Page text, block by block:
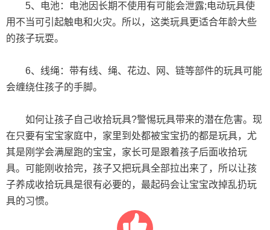
5、电池：电池因长期不使用有可能会泄露;电动玩具使
用不当可引起触电和火灾。所以，这类玩具更适合年龄大些
的孩子玩耍。
6、线绳：带有线、绳、花边、网、链等部件的玩具可能
会缠绕住孩子的手脚。
如何让孩子自己收拾玩具?警惕玩具带来的潜在危害。现
在只要有宝宝家庭中，家里到处都被宝宝扔的都是玩具，尤
其是刚学会满屋跑的宝宝，家长可是跟着孩子后面收拾玩
具。可能刚收拾完，孩子又把玩具全部拉出来了，所以让孩
子养成收拾玩具是很有必要的，最起码会让宝宝改掉乱扔玩
具的习惯。